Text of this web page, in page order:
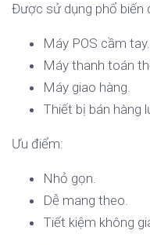
Được sử dụng phổ biến
Máy POS cầm tay.
Máy thanh toán
Máy giao hàng.
Thiết bị bán hàng
Ưu điểm:
Nhỏ gọn.
Dễ mang theo.
Tiết kiệm không